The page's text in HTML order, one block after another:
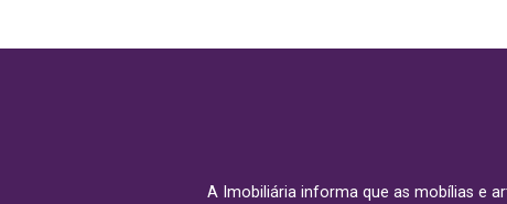
A Imobiliária informa que as mobílias e